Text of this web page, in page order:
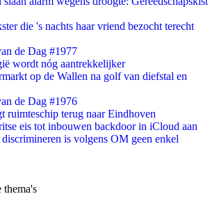
die 's nachts haar vriend bezocht terecht
de Dag #1977
wordt nóg aantrekkelijker
op de Wallen na golf van diefstal en
de Dag #1976
ruimteschip terug naar Eindhoven
eis tot inbouwen backdoor in iCloud aan
is volgens OM geen enkel
thema's